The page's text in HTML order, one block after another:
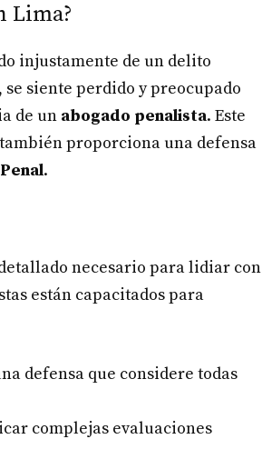
Lima?
injustamente de un delito
siente perdido y preocupado
de un abogado penalista. Este
proporciona una defensa
.
necesario para lidiar con
están capacitados para
defensa que considere todas
complejas evaluaciones